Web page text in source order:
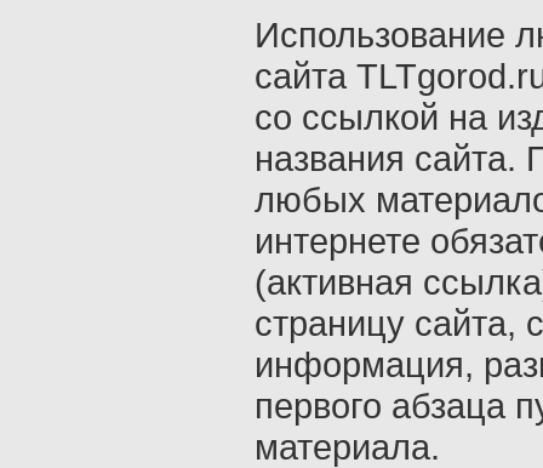
Использование
сайта
со ссылкой на
названия сайта.
любых
интернете
(активная
страницу сайта,
информация,
первого абзаца
материала.